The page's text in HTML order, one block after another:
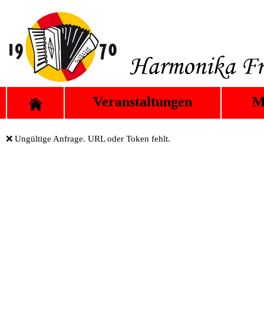
Veranstaltungen
❌ Ungültige Anfrage. URL oder Token fehlt.